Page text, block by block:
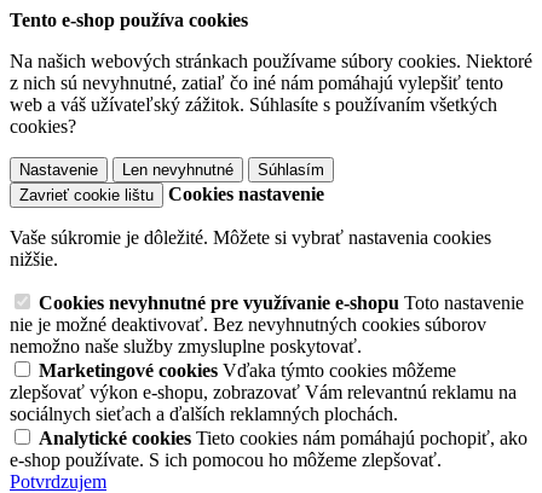
Tento e-shop používa cookies
Na našich webových stránkach používame súbory cookies. Niektoré
z nich sú nevyhnutné, zatiaľ čo iné nám pomáhajú vylepšiť tento
web a váš užívateľský zážitok. Súhlasíte s používaním všetkých
cookies?
Nastavenie Len nevyhnutné
Súhlasím
Zavrieť cookie lištu
Cookies nastavenie
Vaše súkromie je dôležité. Môžete si vybrať nastavenia cookies
nižšie.
Cookies nevyhnutné pre využívanie e-shopu Toto nastavenie
nie je možné deaktivovať. Bez nevyhnutných cookies súborov
nemožno naše služby zmysluplne poskytovať.
Marketingové cookies Vďaka týmto cookies môžeme
zlepšovať výkon e-shopu, zobrazovať Vám relevantnú reklamu na
sociálnych sieťach a ďalších reklamných plochách.
Analytické cookies Tieto cookies nám pomáhajú pochopiť, ako
e-shop používate. S ich pomocou ho môžeme zlepšovať.
Potvrdzujem